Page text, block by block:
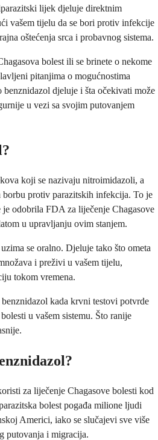
lijek djeluje direktnim
vašem tijelu da se bori protiv infekcije
oštećenja srca i probavnog sistema.
bolest ili se brinete o nekome
pitanjima o mogućnostima
djeluje i šta očekivati može
u vezi sa svojim putovanjem
koji se nazivaju nitroimidazoli, a
protiv parazitskih infekcija. To je
odobrila FDA za liječenje Chagasove
u upravljanju ovim stanjem.
se oralno. Djeluje tako što ometa
i preživi u vašem tijelu,
tokom vremena.
kada krvni testovi potvrde
u vašem sistemu. Što ranije
za liječenje Chagasove bolesti kod
bolest pogađa milione ljudi
Americi, iako se slučajevi sve više
putovanja i migracija.